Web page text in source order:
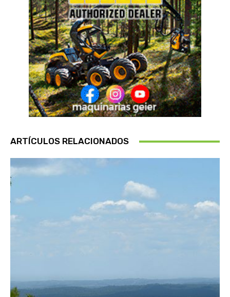
ARTÍCULOS RELACIONADOS